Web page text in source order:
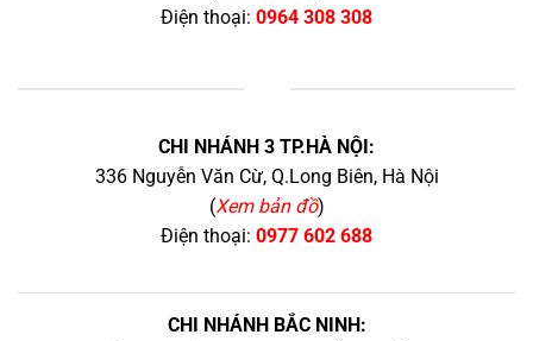
Điện thoại: 0964 308 308
CHI NHÁNH 3 TP.HÀ NỘI:
336 Nguyễn Văn Cừ, Q.Long Biên, Hà Nội
(Xem bản đồ)
Điện thoại: 0977 602 688
CHI NHÁNH BẮC NINH: